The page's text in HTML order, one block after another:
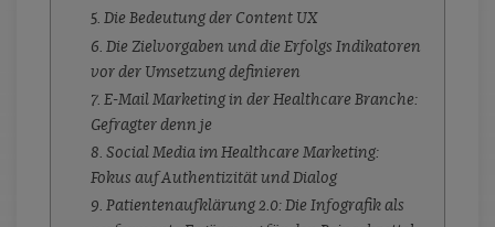
5. Die Bedeutung der Content UX
6. Die Zielvorgaben und die Erfolgs Indikatoren
vor der Umsetzung definieren
7. E-Mail Marketing in der Healthcare Branche:
Gefragter denn je
8. Social Media im Healthcare Marketing:
Fokus auf Authentizität und Dialog
9. Patientenaufklärung 2.0: Die Infografik als